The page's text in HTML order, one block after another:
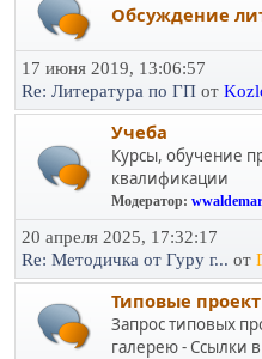
Обсуждение
17 июня 2019, 13:06:57
Re: Литература по ГП от
Учеба
Курсы, обучение
квалификации
Модератор: wwaldemar
20 апреля 2025, 17:32:17
Re: Методичка от Гуру г... от
Типовые
Запрос типовых
галерею - Ссылки